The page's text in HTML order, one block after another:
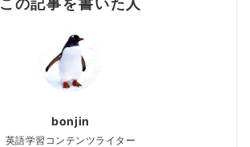
bonjin
英語学習コンテンツライター